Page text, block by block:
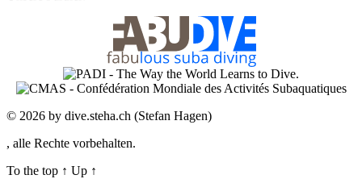
© 2026 by dive.steha.ch (Stefan Hagen)
, alle Rechte vorbehalten.
To the top ↑ Up ↑